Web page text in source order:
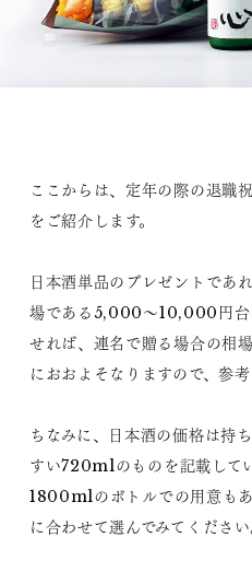
ここからは、定年の際の退職
をご紹介します。
日本酒単品のプレゼントであ
場である5,000～10,000円台
せれば、連名で贈る場合の
におおよそなりますので、参考
ちなみに、日本酒の価格は持
すい720mlのものを記載して
1800mlのボトルでの用意も
に合わせて選んでみてください